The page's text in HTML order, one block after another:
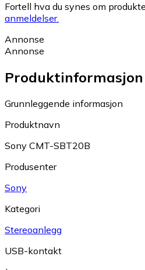
Fortell hva du synes om
anmeldelser.
Annonse
Annonse
Produktinformasjon
Grunnleggende informasjon
Produktnavn
Sony CMT-SBT20B
Produsenter
Sony
Kategori
Stereoanlegg
USB-kontakt